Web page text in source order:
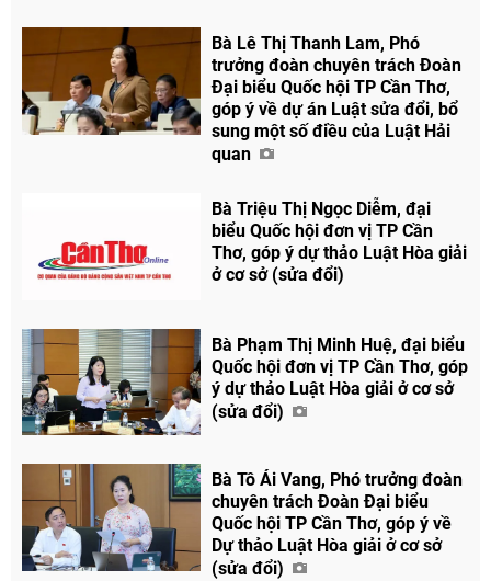
Bà Lê Thị Thanh Lam, Phó
trưởng đoàn chuyên trách Đoàn
Đại biểu Quốc hội TP Cần Thơ,
góp ý về dự án Luật sửa đổi, bổ
sung một số điều của Luật Hải
quan
Bà Triệu Thị Ngọc Diễm, đại
biểu Quốc hội đơn vị TP Cần
Thơ, góp ý dự thảo Luật Hòa giải
ở cơ sở (sửa đổi)
Bà Phạm Thị Minh Huệ, đại biểu
Quốc hội đơn vị TP Cần Thơ, góp
ý dự thảo Luật Hòa giải ở cơ sở
(sửa đổi)
Bà Tô Ái Vang, Phó trưởng đoàn
chuyên trách Đoàn Đại biểu
Quốc hội TP Cần Thơ, góp ý về
Dự thảo Luật Hòa giải ở cơ sở
(sửa đổi)